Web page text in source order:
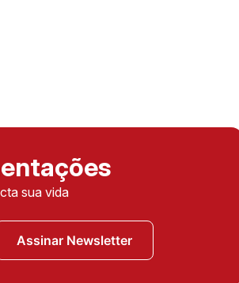
sua vida
Assinar Newsletter